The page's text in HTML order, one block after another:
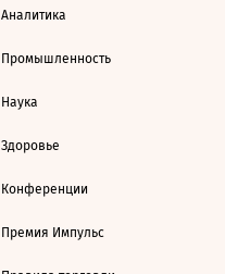
Аналитика
Промышленность
Наука
Здоровье
Конференции
Премия Импульс